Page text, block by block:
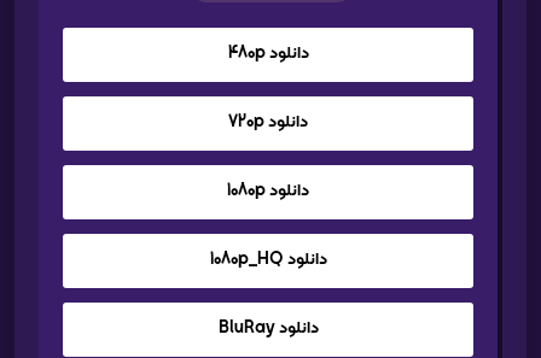
دانلود 480p
دانلود 720p
دانلود 1080p
دانلود 1080p_HQ
دانلود BluRay